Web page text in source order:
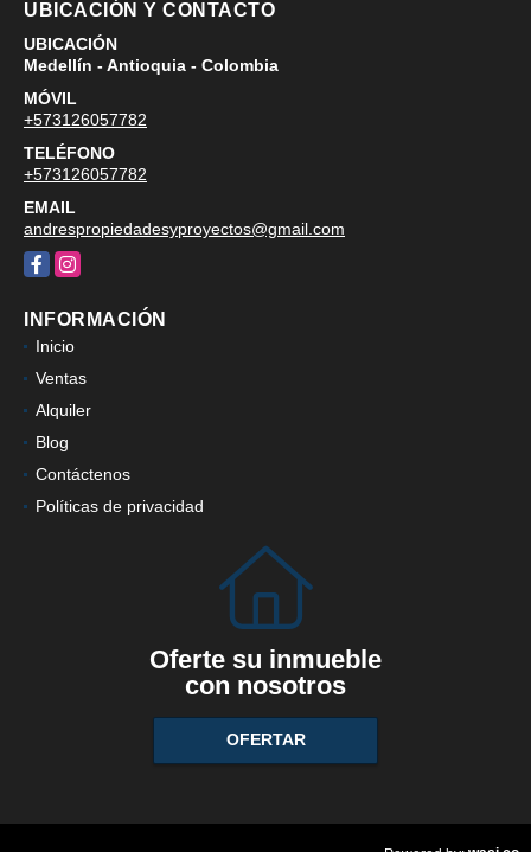
UBICACIÓN Y CONTACTO
UBICACIÓN
Medellín - Antioquia - Colombia
MÓVIL
+573126057782
TELÉFONO
+573126057782
EMAIL
andrespropiedadesyproyectos@gmail.com
FacebookInstagram
INFORMACIÓN
Inicio
Ventas
Alquiler
Blog
Contáctenos
Políticas de privacidad
Oferte su inmueble
con nosotros
OFERTAR